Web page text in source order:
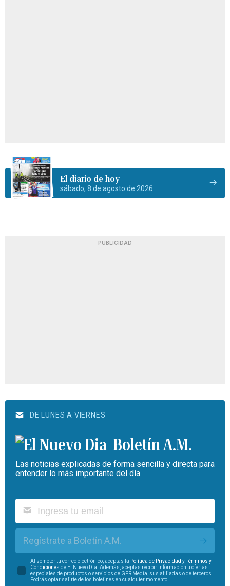
El diario de hoy
sábado, 8 de agosto de 2026
PUBLICIDAD
DE LUNES A VIERNES
Boletín A.M.
Las noticias explicadas de forma sencilla y directa para
entender lo más importante del día.
Regístrate a Boletín A.M.
Al someter tu correo electrónico, aceptas la Política de Privacidad yTérminos y
Condiciones de El Nuevo Día. Además, aceptas recibir información u ofertas
especiales de productos o servicios de GFR Media, sus afiliadas o de terceros.
Podrás optar salirte de los boletines en cualquier momento.